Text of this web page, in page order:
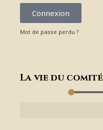
Connexion
Mot de passe perdu ?
La vie du comité